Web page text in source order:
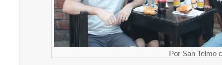
Por San Telmo